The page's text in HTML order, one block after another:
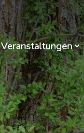
Veranstaltungen